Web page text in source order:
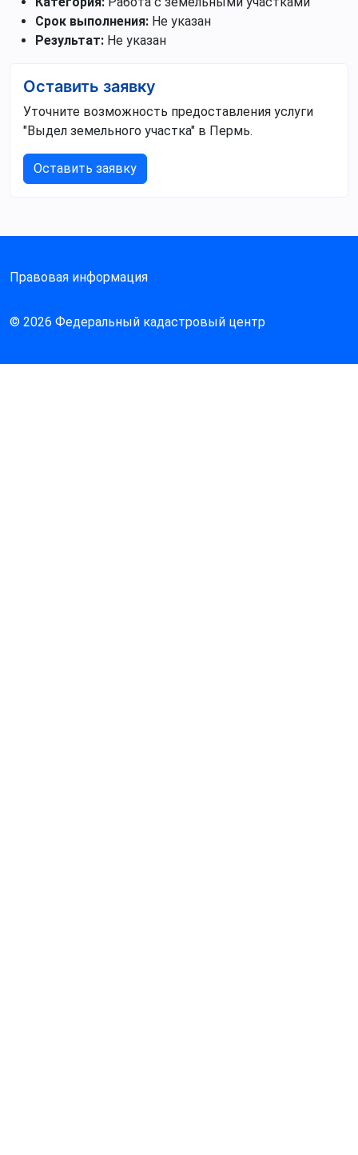
Срок выполнения: Не указан
Результат: Не указан
Оставить заявку
Уточните возможность предоставления услуги
"Выдел земельного участка" в Пермь.
Оставить заявку
© 2026 Федеральный кадастровый центр
Правовая информация